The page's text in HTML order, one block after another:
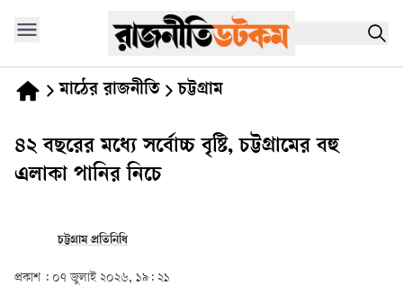
মাঠের রাজনীতি চট্টগ্রাম
৪২ বছরের মধ্যে সর্বোচ্চ বৃষ্টি, চট্টগ্রামের বহু
এলাকা পানির নিচে
চট্টগ্রাম প্রতিনিধি
প্রকাশ : ০৭ জুলাই ২০২৬, ১৯: ২১